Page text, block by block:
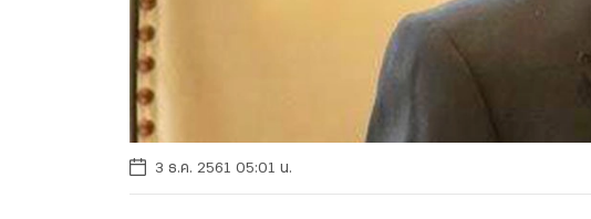
3 ธ.ค. 2561 05:01 น.